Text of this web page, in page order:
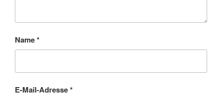
Name*
E-Mail-Adresse*